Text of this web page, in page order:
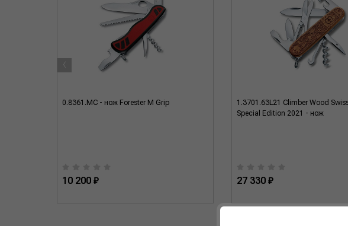
0.8361.MC - нож Forester M Grip
10 200 ₽
1.3701.63L21 Climber Wood
Special Edition 2021 - нож
27 330 ₽
‹